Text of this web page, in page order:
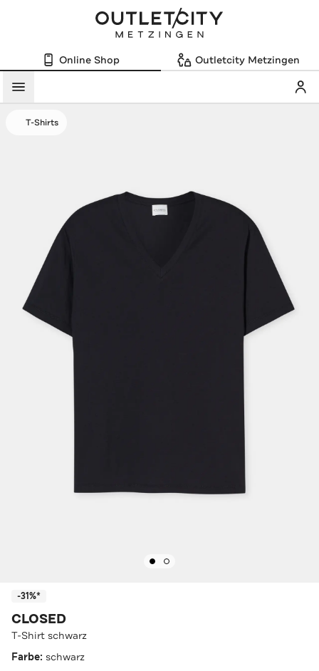
Online Shop Outletcity Metzingen
Menü
T-Shirts
-31%*
CLOSED
T-Shirt schwarz
Farbe: schwarz